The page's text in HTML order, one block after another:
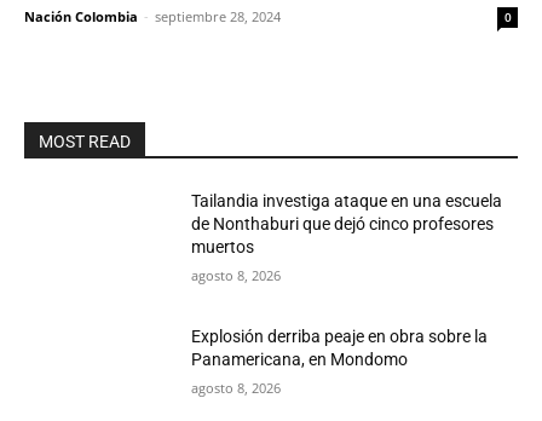
Nación Colombia - septiembre 28, 2024 0
MOST READ
Tailandia investiga ataque en una escuela
de Nonthaburi que dejó cinco profesores
muertos
agosto 8, 2026
Explosión derriba peaje en obra sobre la
Panamericana, en Mondomo
agosto 8, 2026